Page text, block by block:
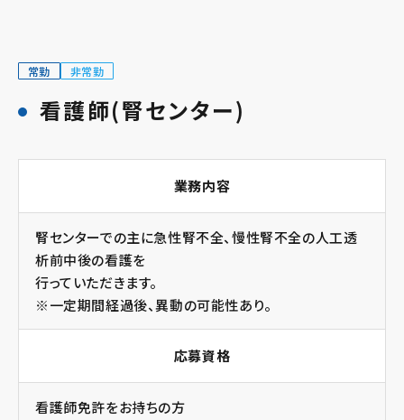
常勤 非常勤
看護師(腎センター)
業務内容
腎センターでの主に急性腎不全、慢性腎不全の人工透
析前中後の看護を
行っていただきます。
※一定期間経過後、異動の可能性あり。
応募資格
看護師免許をお持ちの方